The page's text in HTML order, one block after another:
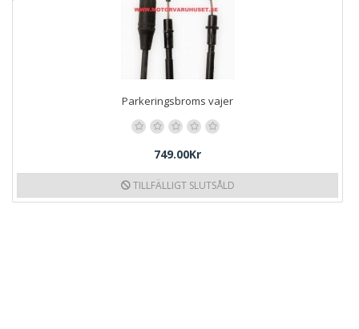
Parkeringsbroms vajer
749.00Kr
TILLFÄLLIGT SLUTSÅLD